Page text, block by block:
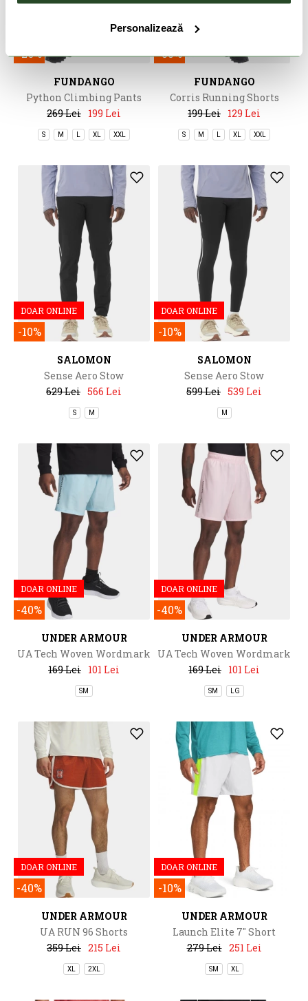
Personalizează
-26%
FUNDANGO
Python Climbing Pants
269 Lei 199 Lei
S M XL XXL
-35%
FUNDANGO
Corris Running Shorts
199 Lei 129 Lei
S M XL XXL
DOAR ONLINE
-10%
SALOMON
Sense Aero Stow
629 Lei 566 Lei
S M
DOAR ONLINE
-10%
SALOMON
Sense Aero Stow
599 Lei 539 Lei
M
DOAR ONLINE
-40%
UNDER ARMOUR
UA Tech Woven Wordmark
Short
169 Lei 101 Lei
SM
DOAR ONLINE
-40%
UNDER ARMOUR
UA Tech Woven Wordmark
Short
169 Lei 101 Lei
SM LG
DOAR ONLINE
-40%
UNDER ARMOUR
UA RUN 96 Shorts
359 Lei 215 Lei
XL 2XL
DOAR ONLINE
-10%
UNDER ARMOUR
Launch Elite 7'' Short
279 Lei 251 Lei
SM XL